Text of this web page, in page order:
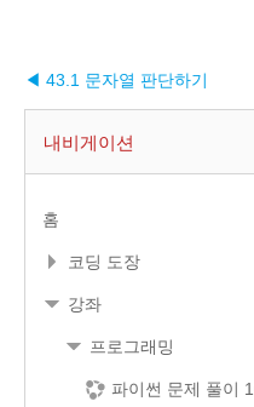
◀ 43.1 문자열 판단하기
내비게이션
홈
코딩 도장
강좌
프로그래밍
파이썬 문제 풀이